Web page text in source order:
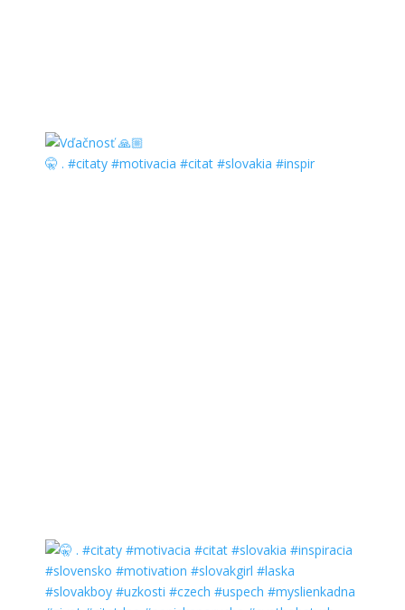
🤫 . #citaty #motivacia #citat #slovakia #inspir